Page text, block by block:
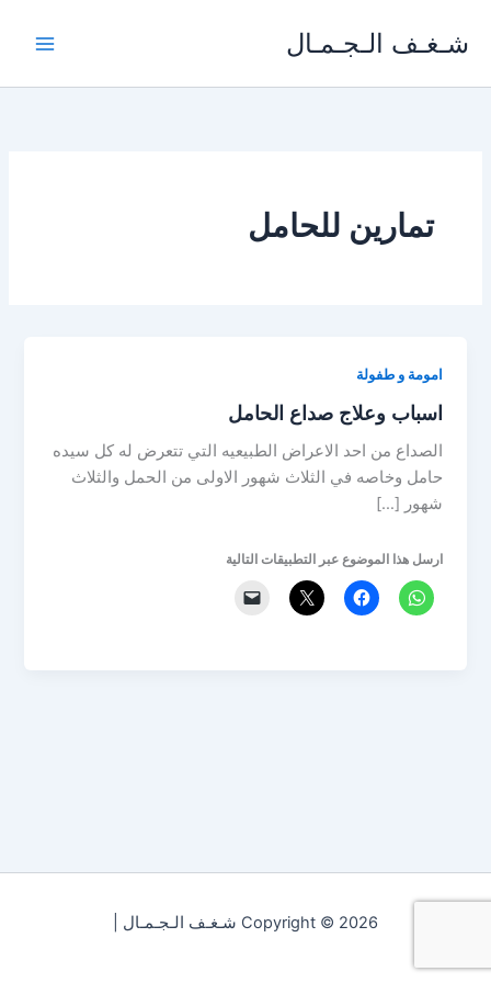
شـغـف الـجـمـال
تمارين للحامل
امومة و طفولة
اسباب وعلاج صداع الحامل
الصداع من احد الاعراض الطبيعيه التي تتعرض له كل سيده
حامل وخاصه في الثلاث شهور الاولى من الحمل والثلاث
شهور […]
ارسل هذا الموضوع عبر التطبيقات التالية
Copyright © 2026 شـغـف الـجـمـال |